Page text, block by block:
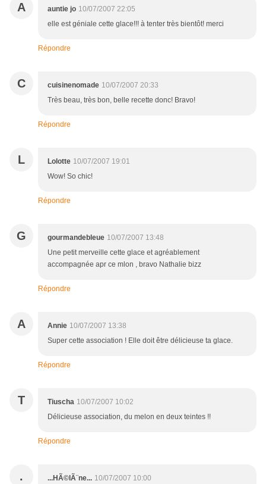
A auntie jo 10/07/2007 22:05
elle est géniale cette glace!!! à tenter très bientôt! merci
Répondre
C cuisinenomade 10/07/2007 20:33
Très beau, très bon, belle recette donc! Bravo!
Répondre
L Lolotte 10/07/2007 19:01
Wow! So chic!
Répondre
G gourmandebleue 10/07/2007 13:48
Une petit merveille cette glace et agréablement
accompagnée apr ce mlon , bravo Nathalie bizz
Répondre
A Annie 10/07/2007 13:38
Super cette association ! Elle doit être délicieuse ta glace.
Répondre
T Tiuscha 10/07/2007 10:02
Délicieuse association, du melon en deux teintes !!
Répondre
. ...HÃ©lÃ¨ne... 10/07/2007 10:00